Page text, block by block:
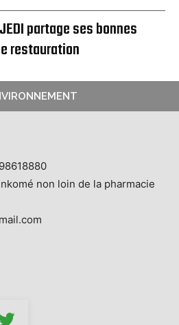
partage ses bonnes
restauration
non loin de la pharmacie